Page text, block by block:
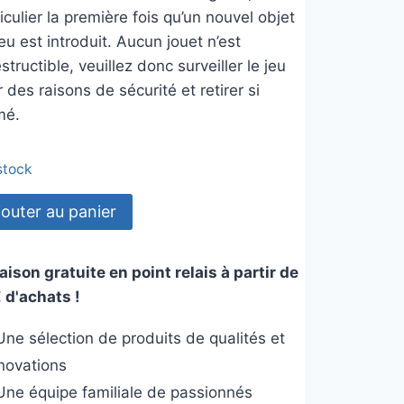
la première fois qu’un nouvel objet
est introduit. Aucun jouet n’est
veuillez donc surveiller le jeu
des raisons de sécurité et retirer si
au panier
gratuite en point relais à partir de
d'achats !
sélection de produits de qualités et
équipe familiale de passionnés